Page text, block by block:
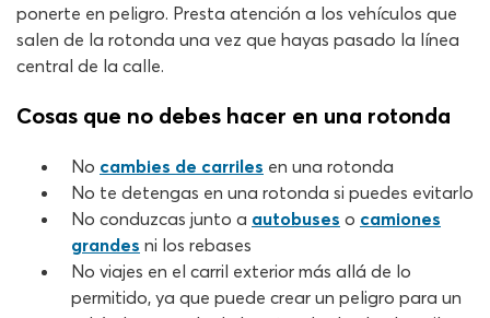
ponerte en peligro. Presta atención a los vehículos que
salen de la rotonda una vez que hayas pasado la línea
central de la calle.
Cosas que no debes hacer en una rotonda
No cambies de carriles en una rotonda
No te detengas en una rotonda si puedes evitarlo
No conduzcas junto a autobuses o camiones
grandes ni los rebases
No viajes en el carril exterior más allá de lo
permitido, ya que puede crear un peligro para un